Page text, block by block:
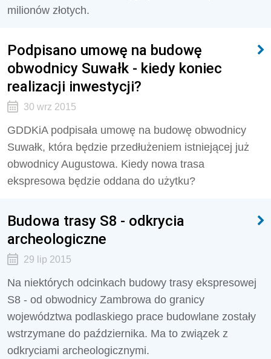
milionów złotych.
Podpisano umowę na budowę
obwodnicy Suwałk - kiedy koniec
realizacji inwestycji?
30 wrz 2015
GDDKiA podpisała umowę na budowę obwodnicy
Suwałk, która będzie przedłużeniem istniejącej już
obwodnicy Augustowa. Kiedy nowa trasa
ekspresowa będzie oddana do użytku?
Budowa trasy S8 - odkrycia
archeologiczne
29 lip 2015
Na niektórych odcinkach budowy trasy ekspresowej
S8 - od obwodnicy Zambrowa do granicy
województwa podlaskiego prace budowlane zostały
wstrzymane do października. Ma to związek z
odkryciami archeologicznymi.